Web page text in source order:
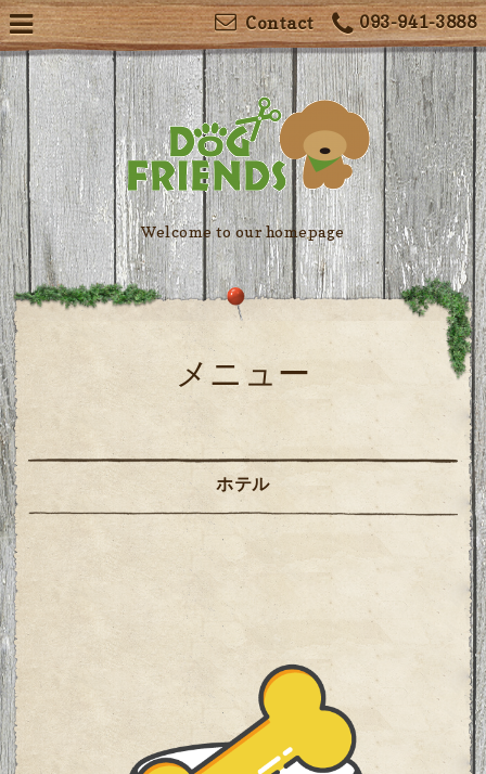
093-941-3888
Contact
Welcome to our homepage
メニュー
ホテル